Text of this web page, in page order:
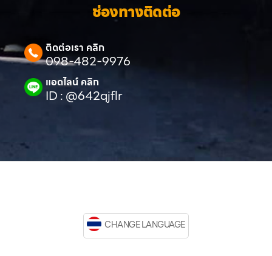
ช่องทางติดต่อ
ติดต่อเรา คลิก
098-482-9976
แอดไลน์ คลิก
ID : @642qjflr
CHANGE LANGUAGE